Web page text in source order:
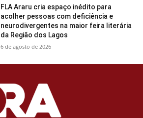
FLA Araru cria espaço inédito para
acolher pessoas com deficiência e
neurodivergentes na maior feira literária
da Região dos Lagos
6 de agosto de 2026